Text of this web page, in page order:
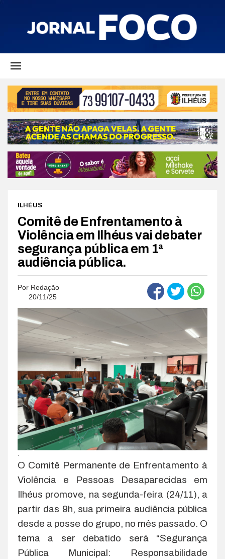
ILHÉUS
Comitê de Enfrentamento à
Violência em Ilhéus vai debater
segurança pública em 1ª
audiência pública.
Por Redação
20/11/25
.
O Comitê Permanente de Enfrentamento à
Violência e Pessoas Desaparecidas em
Ilhéus promove, na segunda-feira (24/11), a
partir das 9h, sua primeira audiência pública
desde a posse do grupo, no mês passado. O
tema a ser debatido será “Segurança
Pública Municipal: Responsabilidade